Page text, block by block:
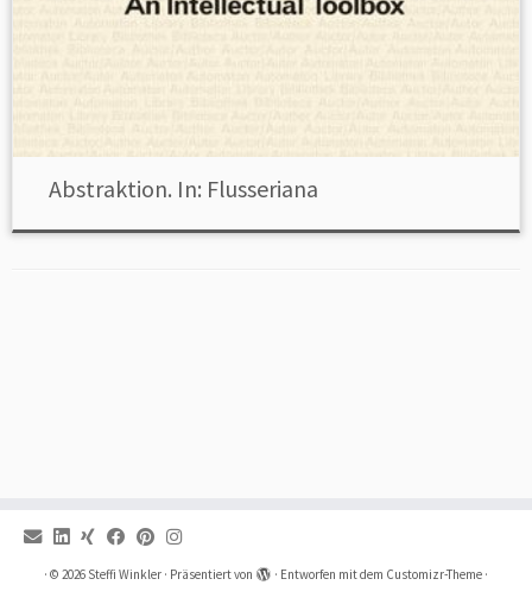
Abstraktion. In: Flusseriana
· © 2026 Steffi Winkler · Präsentiert von · Entworfen mit dem Customizr-Theme ·